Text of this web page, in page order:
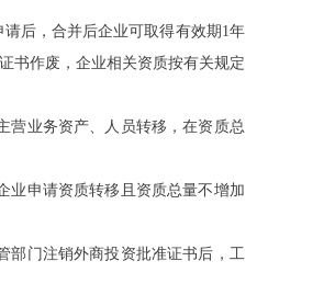
后，合并后企业可取得有效期1年
书作废，企业相关资质按有关规定
营业务资产、人员转移，在资质总
业申请资质转移且资质总量不增加
部门注销外商投资批准证书后，工